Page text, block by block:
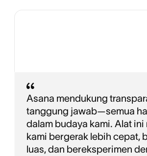
Asana mendukung
tanggung jawab—semua
dalam budaya kami. Alat ini
kami bergerak lebih cepat,
luas, dan bereksperimen